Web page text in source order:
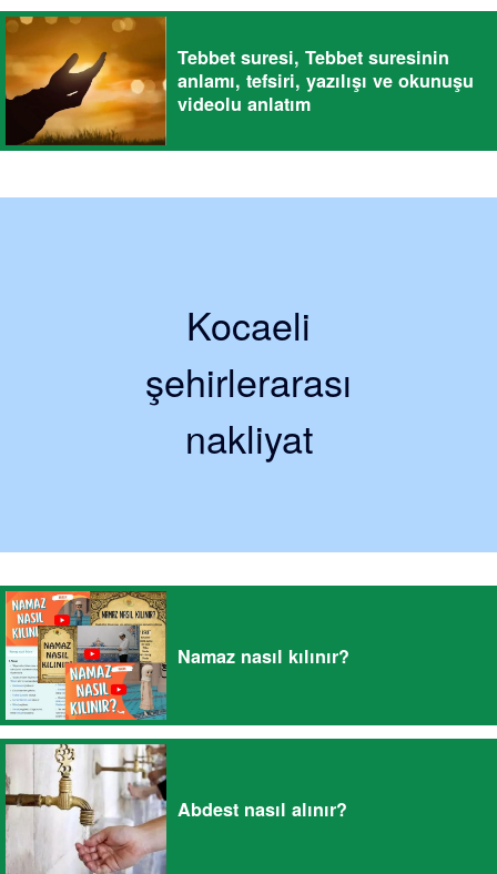
Tebbet suresi, Tebbet suresinin
anlamı, tefsiri, yazılışı ve okunuşu
videolu anlatım
Kocaeli
şehirlerarası
nakliyat
Namaz nasıl kılınır?
Abdest nasıl alınır?